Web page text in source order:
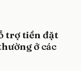
trợ tiền đặt
ở các